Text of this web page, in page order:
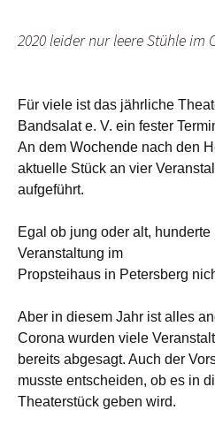
2020 leider nur leere Stühle im
Für viele ist das jährliche
Bandsalat e. V. ein fester
An dem Wochende nach den
aktuelle Stück an vier
aufgeführt.
Egal ob jung oder alt,
Veranstaltung im
Propsteihaus in Petersberg
Aber in diesem Jahr ist alles
Corona wurden viele
bereits abgesagt. Auch der
musste entscheiden, ob es in
Theaterstück geben wird.